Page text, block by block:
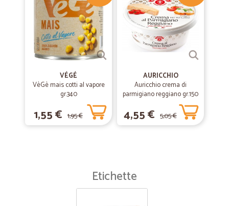
VÉGÉ
VèGè mais cotti al vapore
gr.340
1,55 € 1,95 €
AURICCHIO
Auricchio crema di
parmigiano reggiano gr.150
4,55 € 5,05 €
Etichette